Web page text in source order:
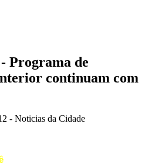
Programa de
continuam com
- Noticias da Cidade